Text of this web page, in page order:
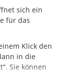
sich ein
für das
Klick den
in die
Sie können